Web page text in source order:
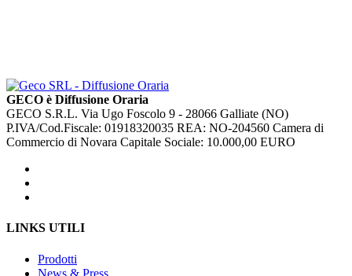
GECO è Diffusione Oraria
GECO S.R.L. Via Ugo Foscolo 9 - 28066 Galliate (NO)
P.IVA/Cod.Fiscale: 01918320035 REA: NO-204560 Camera di
Commercio di Novara Capitale Sociale: 10.000,00 EURO
LINKS UTILI
Prodotti
News & Press